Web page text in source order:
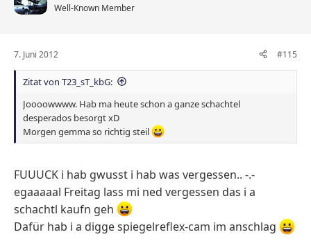
Well-Known Member
7. Juni 2012 #115
Zitat von T23_sT_kbG:
Joooowwww. Hab ma heute schon a ganze schachtel
desperados besorgt xD
Morgen gemma so richtig steil
FUUUCK i hab gwusst i hab was vergessen.. -.-
egaaaaal Freitag lass mi ned vergessen das i a
schachtl kaufn geh
Dafür hab i a digge spiegelreflex-cam im anschlag